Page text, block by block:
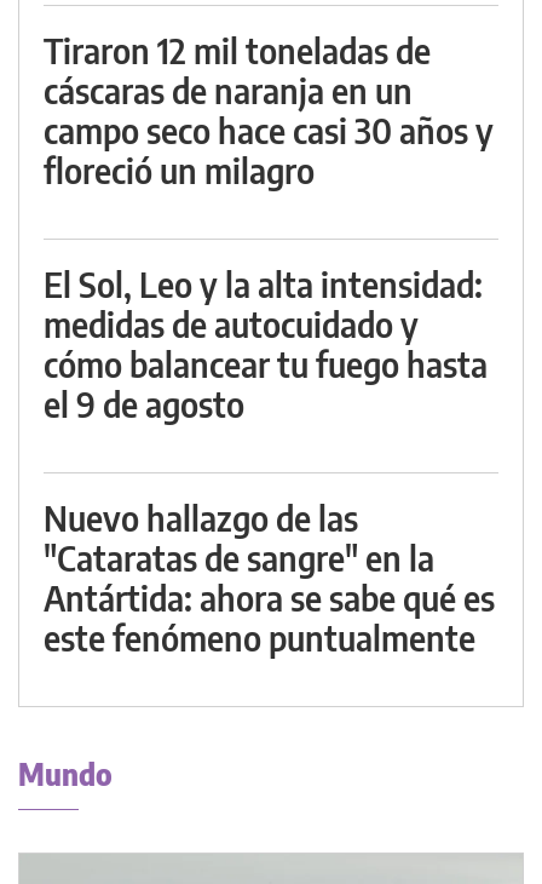
Tiraron 12 mil toneladas de
cáscaras de naranja en un
campo seco hace casi 30 años y
floreció un milagro
El Sol, Leo y la alta intensidad:
medidas de autocuidado y
cómo balancear tu fuego hasta
el 9 de agosto
Nuevo hallazgo de las
"Cataratas de sangre" en la
Antártida: ahora se sabe qué es
este fenómeno puntualmente
Mundo